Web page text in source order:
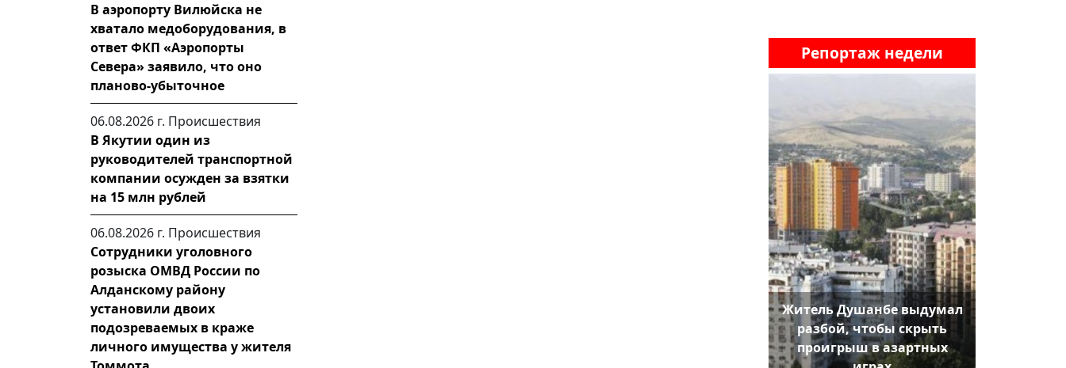
В аэропорту Вилюйска не
хватало медоборудования, в
ответ ФКП «Аэропорты
Севера» заявило, что оно
планово-убыточное
06.08.2026 г. Происшествия
В Якутии один из
руководителей транспортной
компании осужден за взятки
на 15 млн рублей
06.08.2026 г. Происшествия
Сотрудники уголовного
розыска ОМВД России по
Алданскому району
установили двоих
подозреваемых в краже
личного имущества у жителя
Репортаж недели
Житель Душанбе выдумал
разбой, чтобы скрыть
проигрыш в азартных